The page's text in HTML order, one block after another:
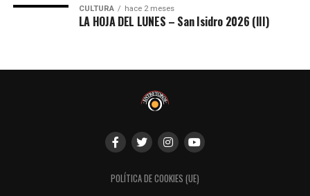
CULTURA hace 2 meses
LA HOJA DEL LUNES – San Isidro 2026 (III)
POLÍTICA DE COOKIES (UE)